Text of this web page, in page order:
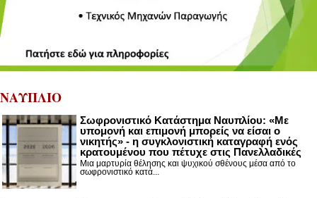
ΝΑΥΠΛΙΟ
Σωφρονιστικό Κατάστημα Ναυπλίου: «Με
υπομονή και επιμονή μπορείς να είσαι ο
νικητής» - η συγκλονιστική καταγραφή ενός
κρατουμένου που πέτυχε στις Πανελλαδικές
Μια μαρτυρία θέλησης και ψυχικού σθένους μέσα από το
σωφρονιστικό κατά...